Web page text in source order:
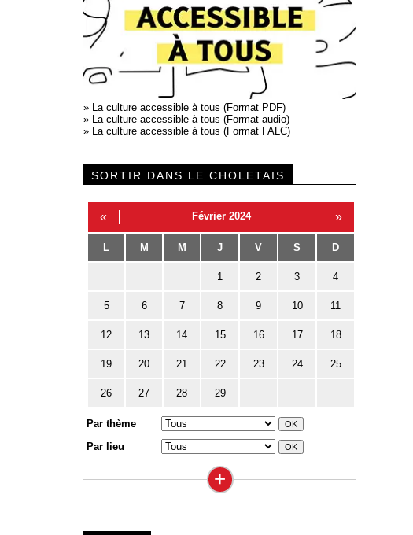
» La culture accessible à tous (Format PDF)
» La culture accessible à tous (Format audio)
» La culture accessible à tous (Format FALC)
SORTIR DANS LE CHOLETAIS
« Février 2024 »
L M M J V S D
1 2 3 4
5 6 7 8 9 10 11
12 13 14 15 16 17 18
19 20 21 22 23 24 25
26 27 28 29
Par thème
Par lieu
+